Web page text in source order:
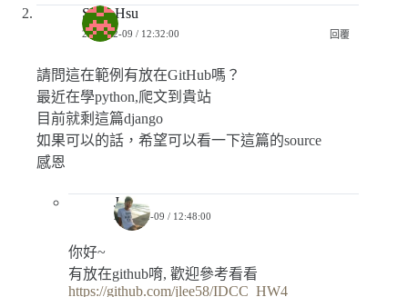
SmileHsu
2016-12-09 / 12:32:00 回覆
請問這在範例有放在GitHub嗎？
最近在學python,爬文到貴站
目前就剩這篇django
如果可以的話，希望可以看一下這篇的source
感恩
Jerry
2016-12-09 / 12:48:00
你好~
有放在github唷, 歡迎參考看看
https://github.com/jlee58/IDCC_HW4